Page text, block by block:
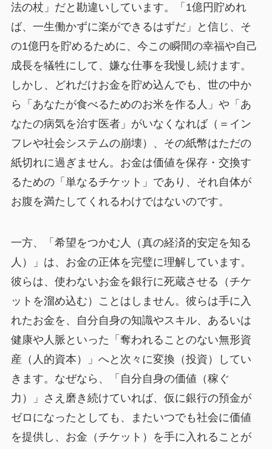
法の杖」だと勘違いしています。「1億円貯めれ
ば、一生働かずに楽ができるはずだ」と信じ、そ
の1億円を貯めるために、今この瞬間の幸福や自己
成長を犠牲にして、嫌な仕事を我慢し続けます。
しかし、どれだけお金を貯め込んでも、世の中か
ら「あなたが食べるためのお米を作る人」や「あ
なたの病気を治す医者」がいなくなれば（＝イン
フレや社会システムの崩壊）、その紙幣はただの
紙切れに過ぎません。お金は価値を保存・交換す
るための「単なるチケット」であり、それ自体が
お腹を満たしてくれるわけではないのです。
一方、「希望をつかむ人（真の経済的安定を知る
人）」は、お金の正体を完璧に理解しています。
彼らは、使わないお金を銀行に死蔵させる（チケ
ットを溜め込む）ことはしません。彼らは手に入
れたお金を、自分自身の知識やスキル、あるいは
健康や人脈といった「奪われることのない無形資
産（人的資本）」へと次々に変換（投資）してい
きます。なぜなら、「自分自身の価値（稼ぐ
力）」さえ磨き続けていれば、仮に銀行の預金が
ゼロになったとしても、またいつでも社会に価値
を提供し、お金（チケット）を手に入れることが